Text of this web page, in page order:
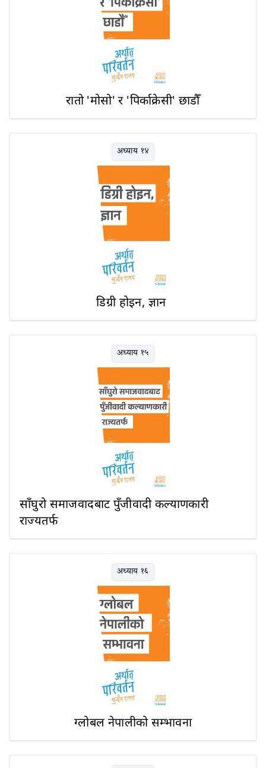
रातो 'मोसो' र 'पिर्काक्रेसी' छाडौँ
अध्याय १४
डिग्री होइन, ज्ञान
अध्याय १५
साँघुरो समाजवादबाट पुँजीवादी कल्याणकारी
राज्यतर्फ
अध्याय १६
ग्लोबल नेपालीको सम्भावना